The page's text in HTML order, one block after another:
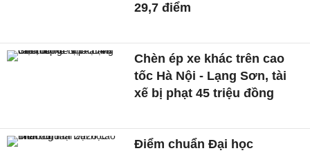
29,7 điểm
Chèn ép xe khác trên cao
tốc Hà Nội - Lạng Sơn, tài
xế bị phạt 45 triệu đồng
Điểm chuẩn Đại học